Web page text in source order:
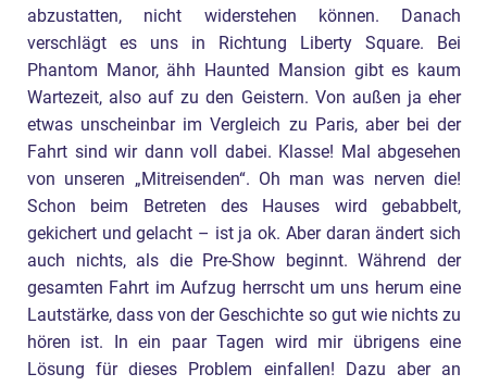
abzustatten, nicht widerstehen können. Danach
verschlägt es uns in Richtung Liberty Square. Bei
Phantom Manor, ähh Haunted Mansion gibt es kaum
Wartezeit, also auf zu den Geistern. Von außen ja eher
etwas unscheinbar im Vergleich zu Paris, aber bei der
Fahrt sind wir dann voll dabei. Klasse! Mal abgesehen
von unseren „Mitreisenden“. Oh man was nerven die!
Schon beim Betreten des Hauses wird gebabbelt,
gekichert und gelacht – ist ja ok. Aber daran ändert sich
auch nichts, als die Pre-Show beginnt. Während der
gesamten Fahrt im Aufzug herrscht um uns herum eine
Lautstärke, dass von der Geschichte so gut wie nichts zu
hören ist. In ein paar Tagen wird mir übrigens eine
Lösung für dieses Problem einfallen! Dazu aber an